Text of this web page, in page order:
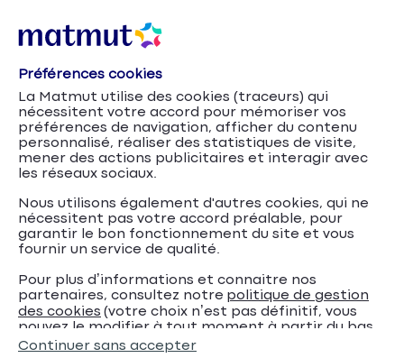
Consultation de pédicure : quel
remboursement ?
Publié en juin 2023
Qu’est-ce que la pédicure ?
La pédicure est une spécialité médicale qui traite certaines
affections des pieds. Elle est à différencier de la podologie.
En effet, même si les spécialistes sont souvent à la fois pédicures
et podologues, ces deux domaines ne concernent pas les mêmes
affection. Alors que lepodologue s’intéresse principalement
aux problèmes locomoteursdont le traitement nécessite le port
affections des ongles (unguéales) de vos orteils et de la peau
Préférences cookies
La Matmut utilise des cookies (traceurs) qui
nécessitent votre accord pour mémoriser vos
préférences de navigation, afficher du contenu
personnalisé, réaliser des statistiques de visite,
mener des actions publicitaires et interagir avec
les réseaux sociaux.
Nous utilisons également d'autres cookies, qui ne
nécessitent pas votre accord préalable, pour
garantir le bon fonctionnement du site et vous
fournir un service de qualité.
Pour plus d’informations et connaitre nos
partenaires, consultez notre politique de gestion
des cookies (votre choix n’est pas définitif, vous
pouvez le modifier à tout moment à partir du bas
de page de notre site).
Continuer sans accepter